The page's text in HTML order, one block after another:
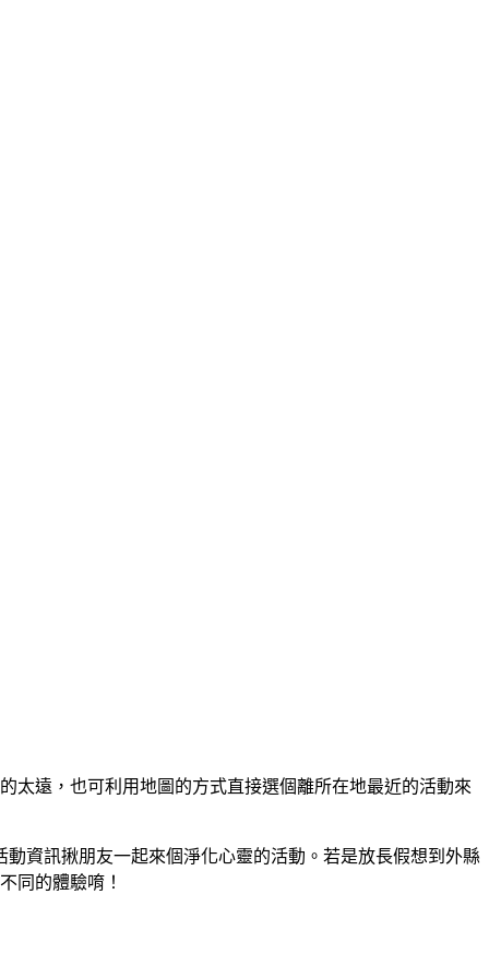
太遠，也可利用地圖的方式直接選個離所在地最近的活動來
資訊揪朋友一起來個淨化心靈的活動。若是放長假想到外縣
同的體驗唷！